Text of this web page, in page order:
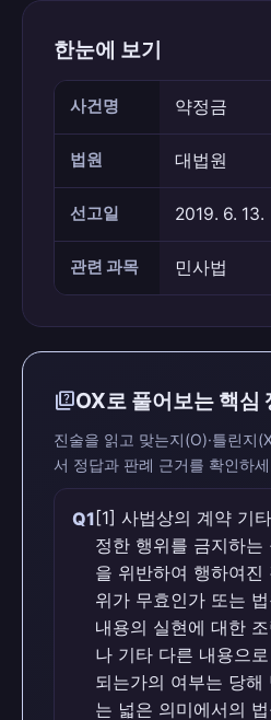
한눈에 보기
사건명 약정금
법원 대법원
선고일 2019. 6. 13.
관련 과목 민사법
quizOX로 풀어보는 핵심
진술을 읽고 맞는지(O)·틀린지
서 정답과 판례 근거를 확인하
Q1 [1] 사법상의 계약 기
정한 행위를 금지하는
을 위반하여 행하여진
위가 무효인가 또는
내용의 실현에 대한
나 기타 다른 내용으
되는가의 여부는 당해
는 넓은 의미에서의